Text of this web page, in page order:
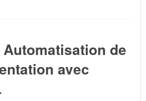
Automatisation de
avec